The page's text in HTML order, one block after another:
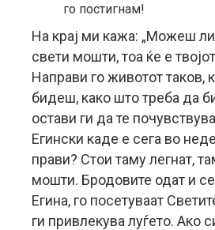
го постигнам!
На крај ми кажа: „Можеш
свети мошти, тоа ќе е
Направи го животот таков,
бидеш, како што треба да
остави ги да те
Егински каде е сега во
прави? Стои таму легнат,
мошти. Бродовите одат и
Егина, го посетуваат
ги привлекува луѓето. Ако